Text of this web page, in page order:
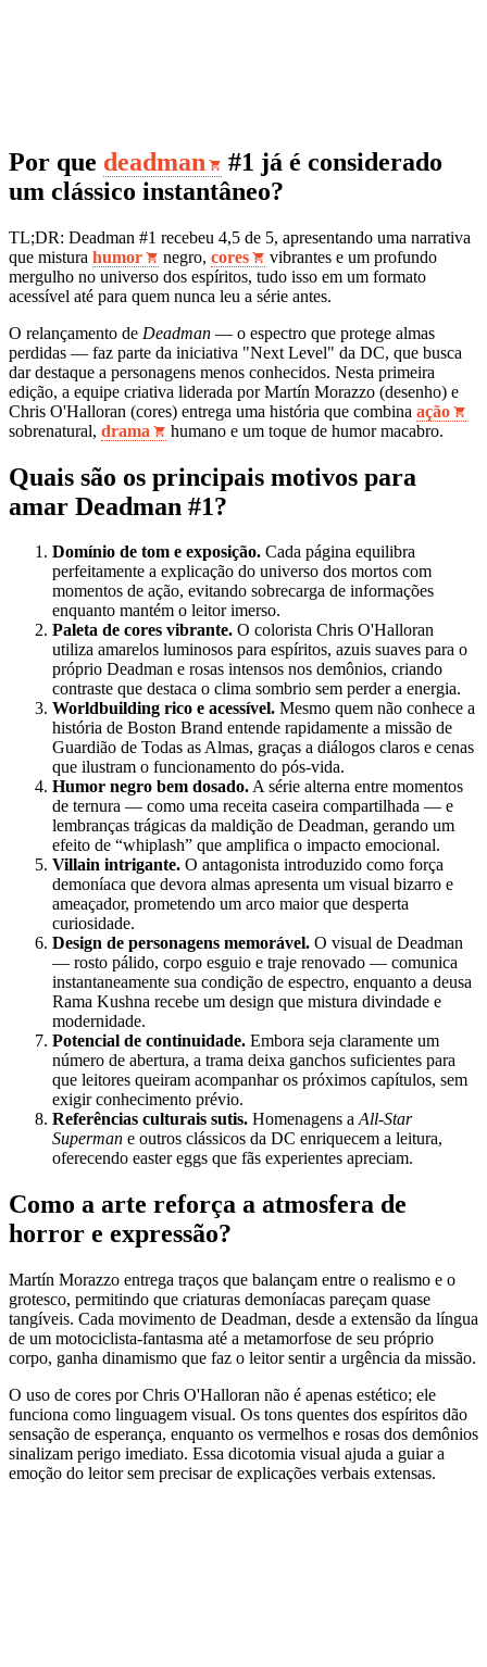
Por que deadman
#1 já é considerado
um clássico instantâneo?
TL;DR: Deadman #1 recebeu 4,5 de 5, apresentando uma narrativa
que mistura humor negro, cores
vibrantes e um profundo
mergulho no universo dos espíritos, tudo isso em um formato
acessível até para quem nunca leu a série antes.
O relançamento de Deadman — o espectro que protege almas
perdidas — faz parte da iniciativa "Next Level" da DC, que busca
dar destaque a personagens menos conhecidos. Nesta primeira
edição, a equipe criativa liderada por Martín Morazzo (desenho) e
Chris O'Halloran (cores) entrega uma história que combina ação
sobrenatural, drama humano e um toque de humor macabro.
Quais são os principais motivos para
amar Deadman #1?
Domínio de tom e exposição. Cada página equilibra
perfeitamente a explicação do universo dos mortos com
momentos de ação, evitando sobrecarga de informações
enquanto mantém o leitor imerso.
Paleta de cores vibrante. O colorista Chris O'Halloran
utiliza amarelos luminosos para espíritos, azuis suaves para o
próprio Deadman e rosas intensos nos demônios, criando
contraste que destaca o clima sombrio sem perder a energia.
Worldbuilding rico e acessível. Mesmo quem não conhece a
história de Boston Brand entende rapidamente a missão de
Guardião de Todas as Almas, graças a diálogos claros e cenas
que ilustram o funcionamento do pós-vida.
Humor negro bem dosado.A série alterna entre momentos
de ternura — como uma receita caseira compartilhada — e
lembranças trágicas da maldição de Deadman, gerando um
efeito de “whiplash” que amplifica o impacto emocional.
Villain intrigante. O antagonista introduzido como força
demoníaca que devora almas apresenta um visual bizarro e
ameaçador, prometendo um arco maior que desperta
curiosidade.
Design de personagens memorável. O visual de Deadman
— rosto pálido, corpo esguio e traje renovado — comunica
instantaneamente sua condição de espectro, enquanto a deusa
Rama Kushna recebe um design que mistura divindade e
modernidade.
Potencial de continuidade. Embora seja claramente um
número de abertura, a trama deixa ganchos suficientes para
que leitores queiram acompanhar os próximos capítulos, sem
exigir conhecimento prévio.
Referências culturais sutis. Homenagens aAll‑Star
Superman e outros clássicos da DC enriquecem a leitura,
oferecendo easter eggs que fãs experientes apreciam.
Como a arte reforça a atmosfera de
horror e expressão?
Martín Morazzo entrega traços que balançam entre o realismo e o
grotesco, permitindo que criaturas demoníacas pareçam quase
tangíveis. Cada movimento de Deadman, desde a extensão da língua
de um motociclista‑fantasma até a metamorfose de seu próprio
corpo, ganha dinamismo que faz o leitor sentir a urgência da missão.
O uso de cores por Chris O'Halloran não é apenas estético; ele
funciona como linguagem visual. Os tons quentes dos espíritos dão
sensação de esperança, enquanto os vermelhos e rosas dos demônios
sinalizam perigo imediato. Essa dicotomia visual ajuda a guiar a
emoção do leitor sem precisar de explicações verbais extensas.